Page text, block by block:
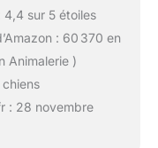
4,4 sur 5 étoiles
: 60 370 en
Animalerie )
: 28 novembre